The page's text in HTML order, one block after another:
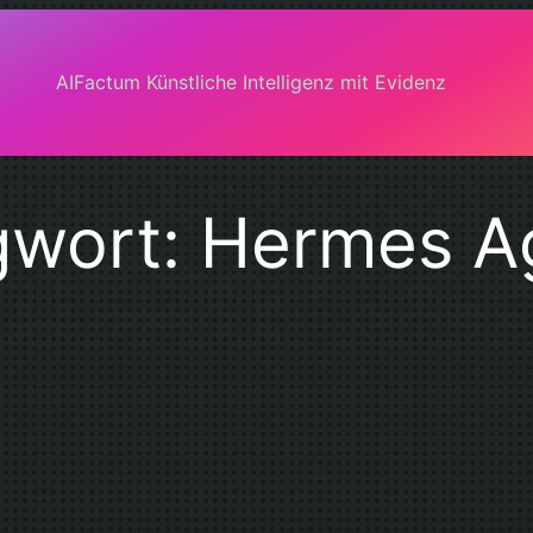
AIFactum Künstliche Intelligenz mit Evidenz
Hermes